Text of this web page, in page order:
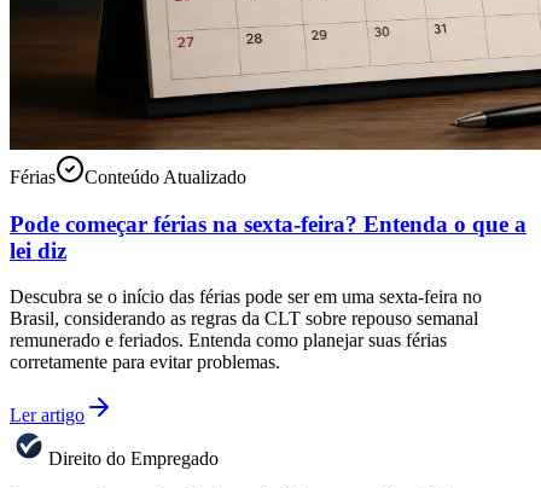
Férias Conteúdo Atualizado
Pode começar férias na sexta-feira? Entenda o que a
lei diz
Descubra se o início das férias pode ser em uma sexta-feira no
Brasil, considerando as regras da CLT sobre repouso semanal
remunerado e feriados. Entenda como planejar suas férias
corretamente para evitar problemas.
Ler artigo
Direito do Empregado